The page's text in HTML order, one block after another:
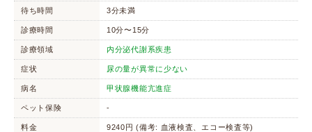
待ち時間 3分未満
診療時間 10分〜15分
診療領域 内分泌代謝系疾患
症状 尿の量が異常に少ない
病名 甲状腺機能亢進症
ペット保険 -
料金 9240円 (備考: 血液検査、エコー検査等)